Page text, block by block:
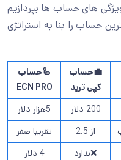
های حساب ها بپردازیم
حساب را بنا به استراتژی
💼حساب
کپی ترید
🦾حساب
ECN PRO
200 دلار
از 2.5
تقریبا صفر
❌ندارد